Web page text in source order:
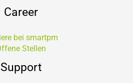
Career
bei smartpm
Stellen
Support